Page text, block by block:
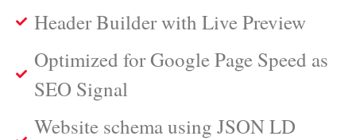
Header Builder with Live Preview
Optimized for Google Page Speed as
SEO Signal
Website schema using JSON LD